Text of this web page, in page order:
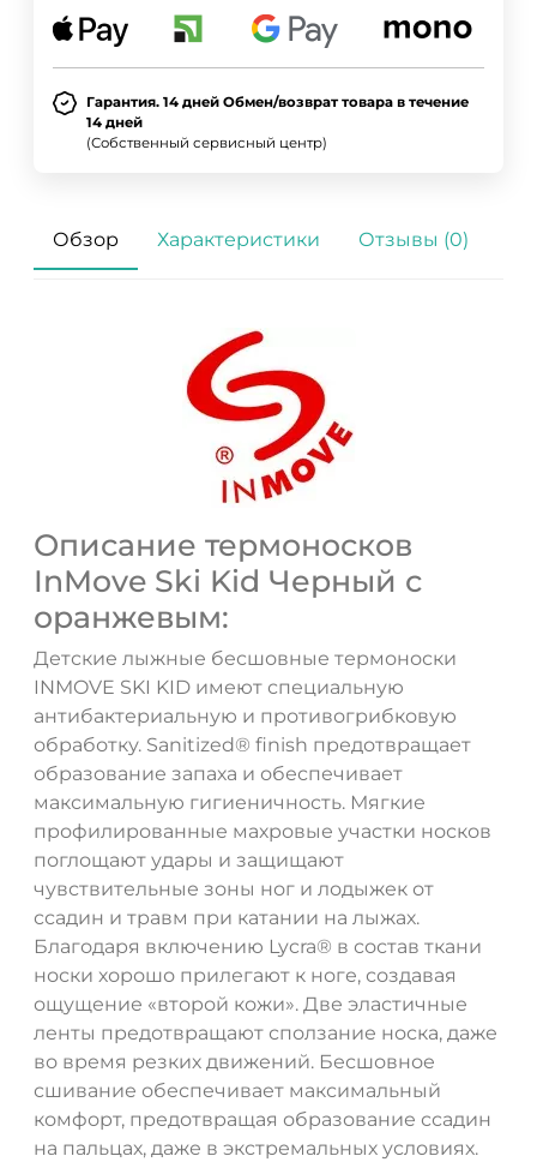
Гарантия. 14 дней Обмен/возврат товара в течение
14 дней
(Собственный сервисный центр)
Обзор Характеристики Отзывы (0)
Описание термоносков
InMove Ski Kid Черный с
оранжевым:
Детские лыжные бесшовные термоноски
INMOVE SKI KID имеют специальную
антибактериальную и противогрибковую
обработку. Sanitized® finish предотвращает
образование запаха и обеспечивает
максимальную гигиеничность. Мягкие
профилированные махровые участки носков
поглощают удары и защищают
чувствительные зоны ног и лодыжек от
ссадин и травм при катании на лыжах.
Благодаря включению Lycra® в состав ткани
носки хорошо прилегают к ноге, создавая
ощущение «второй кожи». Две эластичные
ленты предотвращают сползание носка, даже
во время резких движений. Бесшовное
сшивание обеспечивает максимальный
комфорт, предотвращая образование ссадин
на пальцах, даже в экстремальных условиях.
ДА НЕТ